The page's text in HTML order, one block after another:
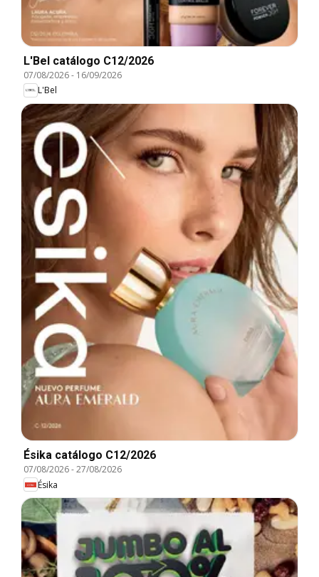
L'Bel catálogo C12/2026
07/08/2026- 16/09/2026
L'Bel
Ésika catálogo C12/2026
07/08/2026-27/08/2026
Ésika